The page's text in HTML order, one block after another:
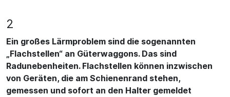
2
Ein großes Lärmproblem sind die sogenannten
„Flachstellen“ an Güterwaggons. Das sind
Radunebenheiten. Flachstellen können inzwischen
von Geräten, die am Schienenrand stehen,
gemessen und sofort an den Halter gemeldet